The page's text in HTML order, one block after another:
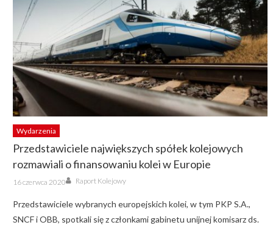
Wydarzenia
Przedstawiciele największych spółek kolejowych
rozmawiali o finansowaniu kolei w Europie
Posted
on
16 czerwca 2020 Author
Raport Kolejowy
Przedstawiciele wybranych europejskich kolei, w tym PKP S.A.,
SNCF i OBB, spotkali się z członkami gabinetu unijnej komisarz ds.